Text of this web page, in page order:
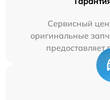
Сервисный
оригинальные
предоставляет